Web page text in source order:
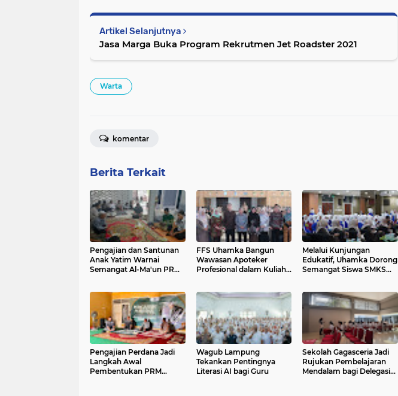
Artikel Selanjutnya
Jasa Marga Buka Program Rekrutmen Jet Roadster 2021
Warta
komentar
Berita Terkait
Pengajian dan Santunan
Anak Yatim Warnai
Semangat Al-Ma'un PRM
FFS Uhamka Bangun
Wawasan Apoteker
Profesional dalam Kuliah
Melalui Kunjungan
Edukatif, Uhamka Dorong
Semangat Siswa SMKS
Pengajian Perdana Jadi
Langkah Awal
Pembentukan PRM
Wagub Lampung
Tekankan Pentingnya
Literasi AI bagi Guru
Sekolah Gagasceria Jadi
Rujukan Pembelajaran
Mendalam bagi Delegasi